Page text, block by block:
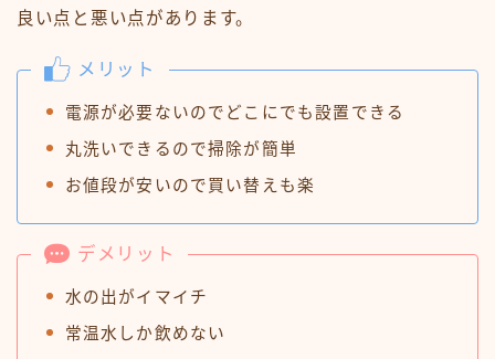
良い点と悪い点があります。
メリット
電源が必要ないのでどこにでも設置できる
丸洗いできるので掃除が簡単
お値段が安いので買い替えも楽
デメリット
水の出がイマイチ
常温水しか飲めない